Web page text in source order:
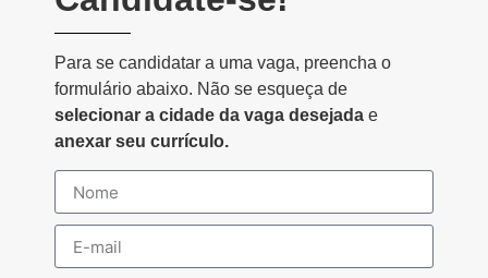
Para se candidatar a uma vaga, preencha o
formulário abaixo. Não se esqueça de
selecionar a cidade da vaga desejada e
anexar seu currículo.